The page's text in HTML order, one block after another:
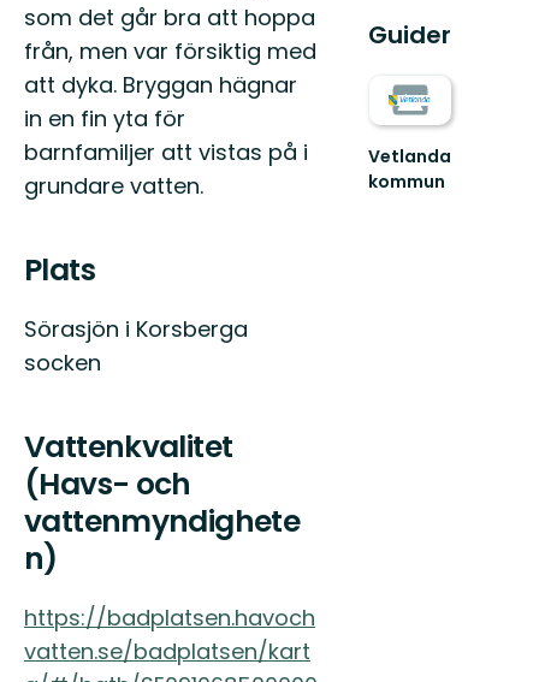
som det går bra att hoppa
från, men var försiktig med
att dyka. Bryggan hägnar
in en fin yta för
barnfamiljer att vistas på i
grundare vatten.
Plats
Sörasjön i Korsberga
socken
Vattenkvalitet
(Havs- och
vattenmyndighete
n)
https://badplatsen.havoch
vatten.se/badplatsen/kart
Guider
Vetlanda
kommun